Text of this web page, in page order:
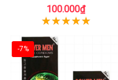
cảm
100.000₫
-7%